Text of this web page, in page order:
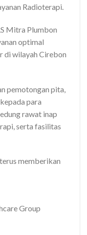
Radioterapi.
Mitra Plumbon
optimal
di wilayah Cirebon
pemotongan pita,
para
rawat inap
serta fasilitas
memberikan
Group